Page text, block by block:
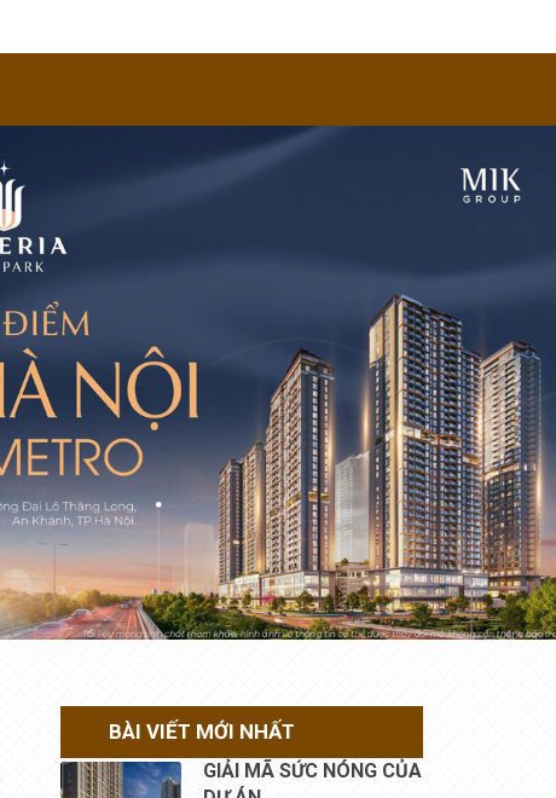
BÀI VIẾT MỚI NHẤT
GIẢI MÃ SỨC NÓNG CỦA